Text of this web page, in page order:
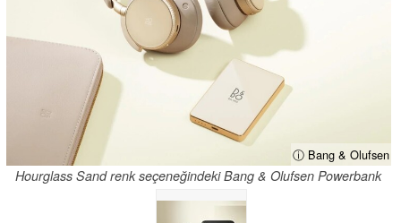
ⓘ Bang & Olufsen
Hourglass Sand renk seçeneğindeki Bang & Olufsen Powerbank